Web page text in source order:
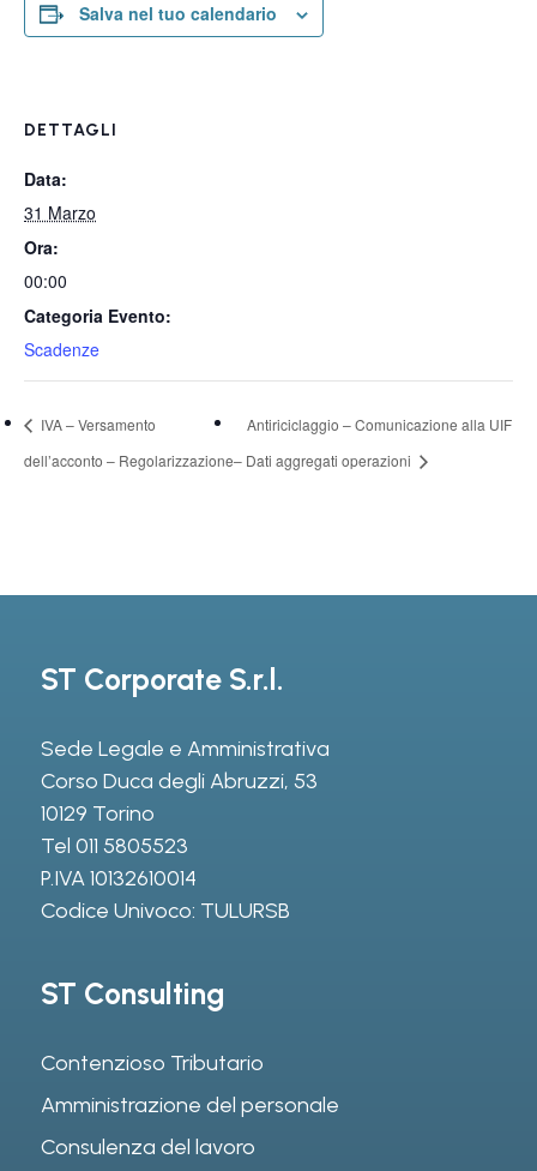
Salva nel tuo calendario
DETTAGLI
Data:
31 Marzo
Ora:
00:00
Categoria Evento:
Scadenze
IVA – Versamento
dell’acconto – Regolarizzazione
Antiriciclaggio – Comunicazione alla UIF
– Dati aggregati operazioni
ST Corporate S.r.l.
Sede Legale e Amministrativa
Corso Duca degli Abruzzi, 53
10129 Torino
Tel 011 5805523
P.IVA 10132610014
Codice Univoco: TULURSB
ST Consulting
Contenzioso Tributario
Amministrazione del personale
Consulenza del lavoro